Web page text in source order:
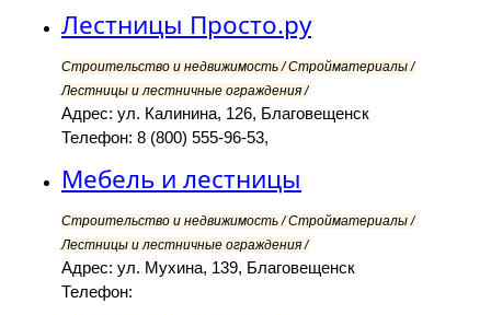
Лестницы Просто.ру
Строительство и недвижимость / Стройматериалы /
Лестницы и лестничные ограждения /
Адрес: ул. Калинина, 126, Благовещенск
Телефон: 8 (800) 555-96-53,
Мебель и лестницы
Строительство и недвижимость / Стройматериалы /
Лестницы и лестничные ограждения /
Адрес: ул. Мухина, 139, Благовещенск
Телефон: